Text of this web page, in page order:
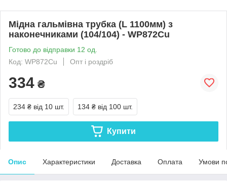
Мідна гальмівна трубка (L 1100мм) з
наконечниками (104/104) - WP872Cu
Готово до відправки 12 од.
Код: WP872Cu
Опт і роздріб
334 ₴
234 ₴ від 10 шт. 134 ₴ від 100 шт.
Купити
Опис Характеристики Доставка Оплата Умови